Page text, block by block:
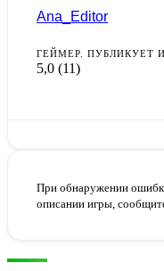
Ana_Editor
ГЕЙМЕР. ПУБЛИКУЕТ
5,0 (11)
При обнаружении
описании игры,